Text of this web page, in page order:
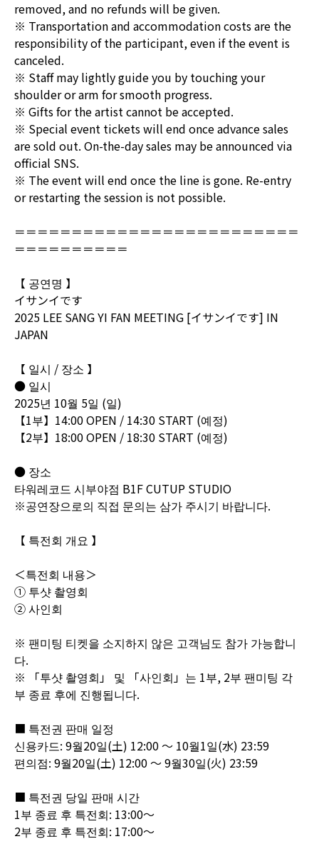
removed, and no refunds will be given.
※ Transportation and accommodation costs are the
responsibility of the participant, even if the event is
canceled.
※ Staff may lightly guide you by touching your
shoulder or arm for smooth progress.
※ Gifts for the artist cannot be accepted.
※ Special event tickets will end once advance sales
are sold out. On-the-day sales may be announced via
official SNS.
※ The event will end once the line is gone. Re-entry
or restarting the session is not possible.
＝＝＝＝＝＝＝＝＝＝＝＝＝＝＝＝＝＝＝＝＝＝＝＝＝
＝＝＝＝＝＝＝＝＝＝
【 공연명 】
イサンイです
2025 LEE SANG YI FAN MEETING [イサンイです] IN
JAPAN
【 일시 / 장소 】
● 일시
2025년 10월 5일 (일)
【1부】14:00 OPEN / 14:30 START (예정)
【2부】18:00 OPEN / 18:30 START (예정)
● 장소
타워레코드 시부야점 B1F CUTUP STUDIO
※공연장으로의 직접 문의는 삼가 주시기 바랍니다.
【 특전회 개요 】
＜특전회 내용＞
① 투샷 촬영회
② 사인회
※ 팬미팅 티켓을 소지하지 않은 고객님도 참가 가능합니
다.
※ 「투샷 촬영회」 및 「사인회」는 1부, 2부 팬미팅 각
부 종료 후에 진행됩니다.
■ 특전권 판매 일정
신용카드: 9월20일(土) 12:00 ～ 10월1일(水) 23:59
편의점: 9월20일(土) 12:00 ～ 9월30일(火) 23:59
■ 특전권 당일 판매 시간
1부 종료 후 특전회: 13:00～
2부 종료 후 특전회: 17:00～